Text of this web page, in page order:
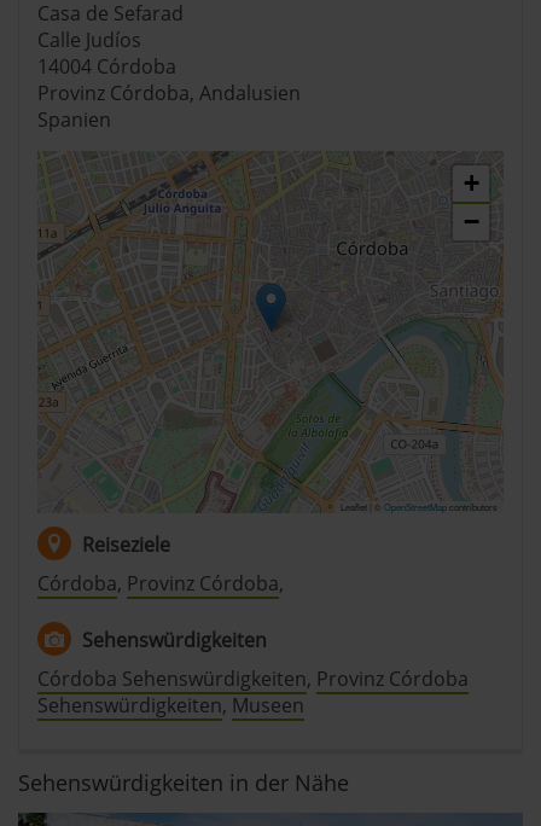
Casa de Sefarad
Calle Judíos
14004 Córdoba
Provinz Córdoba, Andalusien
Spanien
+
−
Leaflet | © OpenStreetMapcontributors
Reiseziele
Córdoba, Provinz Córdoba,
Sehenswürdigkeiten
Córdoba Sehenswürdigkeiten, Provinz Córdoba
Sehenswürdigkeiten, Museen
Sehenswürdigkeiten in der Nähe